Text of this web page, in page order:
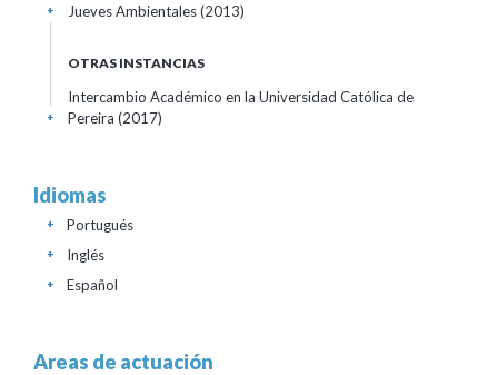
Jueves Ambientales(2013)
+
OTRAS INSTANCIAS
Intercambio Académico en la Universidad Católica de
Pereira (2017)
+
Idiomas
Portugués
+
Inglés
+
Español
+
Areas de actuación